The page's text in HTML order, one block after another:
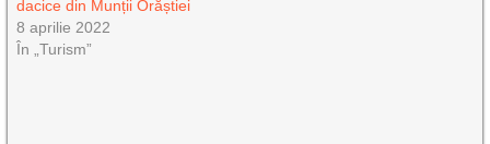
dacice din Munții Orăștiei
8 aprilie 2022
În „Turism”